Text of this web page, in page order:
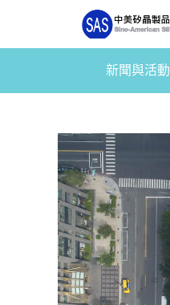
新聞與活動